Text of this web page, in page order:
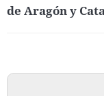
de Aragón y